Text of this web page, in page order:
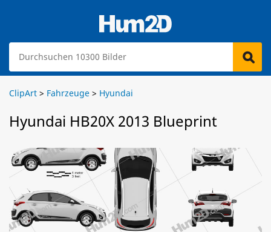
ClipArt > Fahrzeuge > Hyundai
Hyundai HB20X 2013 Blueprint